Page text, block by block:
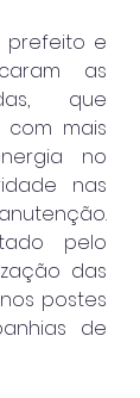
prefeito e
as
que
mais
no
nas
pelo
das
postes
de